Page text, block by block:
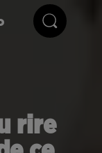
rire